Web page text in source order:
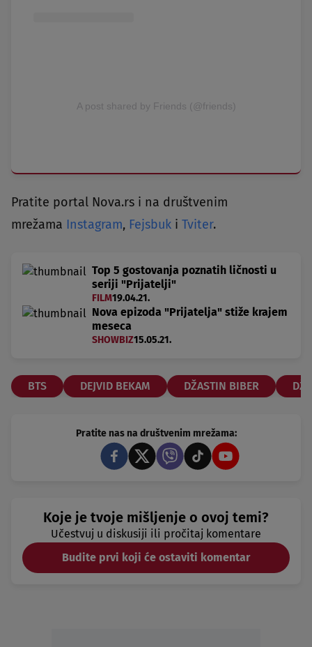
A post shared by Friends (@friends)
Pratite portal Nova.rs i na društvenim
mrežama Instagram, Fejsbuk i Tviter.
Top 5 gostovanja poznatih ličnosti u
seriji "Prijatelji"
FILM19.04.21.
Nova epizoda "Prijatelja" stiže krajem
meseca
SHOWBIZ15.05.21.
BTS DEJVID BEKAM DŽASTIN BIBER
Pratite nas na društvenim mrežama:
Koje je tvoje mišljenje o ovoj temi?
Učestvuj u diskusiji ili pročitaj komentare
Budite prvi koji će ostaviti komentar